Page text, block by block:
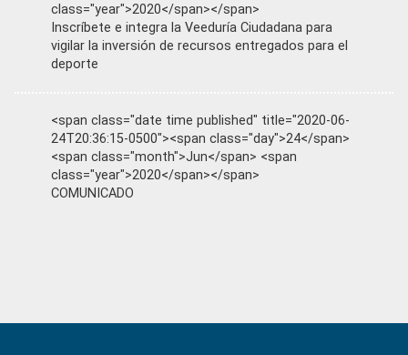
class="year">2020</span></span>
Inscríbete e integra la Veeduría Ciudadana para
vigilar la inversión de recursos entregados para el
deporte
<span class="date time published" title="2020-06-
24T20:36:15-0500"><span class="day">24</span>
<span class="month">Jun</span> <span
class="year">2020</span></span>
COMUNICADO